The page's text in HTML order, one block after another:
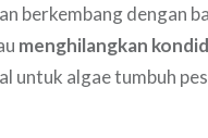
berkembang dengan
menghilangkan
untuk algae tumbuh